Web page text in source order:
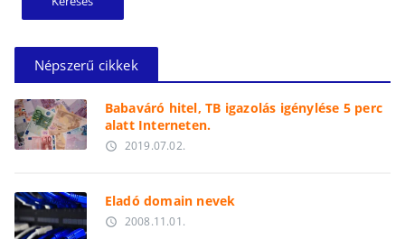
Népszerű cikkek
Babaváró hitel, TB igazolás igénylése 5 perc
alatt Interneten.
access_time 2019.07.02.
Eladó domain nevek
access_time 2008.11.01.